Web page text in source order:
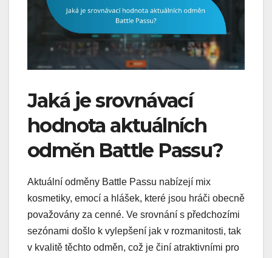
Jaká je srovnávací
hodnota aktuálních
odměn Battle Passu?
Aktuální odměny Battle Passu nabízejí mix
kosmetiky, emocí a hlášek, které jsou hráči obecně
považovány za cenné. Ve srovnání s předchozími
sezónami došlo k vylepšení jak v rozmanitosti, tak
v kvalitě těchto odměn, což je činí atraktivními pro